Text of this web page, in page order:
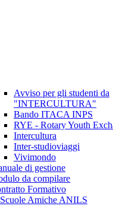
Avviso per gli studenti da
"INTERCULTURA"
Bando ITACA INPS
RYE - Rotary Youth
Intercultura
Inter-studioviaggi
Vivimondo
di gestione
da compilare
Formativo
Amiche ANILS